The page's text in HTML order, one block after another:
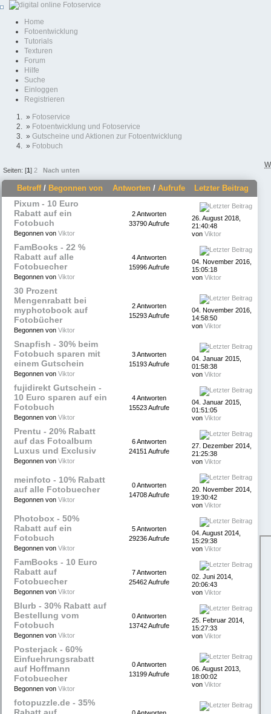
Home
Fotoentwicklung
Tutorials
Texturen
Forum
Hilfe
Suche
Einloggen
Registrieren
» Fotoservice
» Fotoentwicklung und Fotoservice
» Gutscheine und Aktionen zur Fotoentwicklung
» Fotobuch
Seiten: [1] 2 Nach unten
Betreff/ Begonnen von Antworten / Aufrufe
Letzter Beitrag
Pixum - 10 Euro
Rabatt auf ein
Fotobuch
Begonnen von Viktor
2 Antworten
33790 Aufrufe
26. August 2018,
21:40:48
von Viktor
FamBooks - 22 %
Rabatt auf alle
Fotobuecher
Begonnen von Viktor
4 Antworten
15996 Aufrufe
04. November 2016,
15:05:18
von Viktor
30 Prozent
Mengenrabatt bei
myphotobook auf
Fotobücher
Begonnen von Viktor
2 Antworten
15293 Aufrufe
04. November 2016,
14:58:50
von Viktor
Snapfish - 30% beim
Fotobuch sparen mit
einem Gutschein
Begonnen von Viktor
3 Antworten
15193 Aufrufe
04. Januar 2015,
01:58:38
von Viktor
fujidirekt Gutschein -
10 Euro sparen auf ein
Fotobuch
Begonnen von Viktor
4 Antworten
15523 Aufrufe
04. Januar 2015,
01:51:05
von Viktor
Prentu - 20% Rabatt
auf das Fotoalbum
Luxus und Exclusiv
Begonnen von Viktor
6 Antworten
24151 Aufrufe
27. Dezember 2014,
21:25:38
von Viktor
meinfoto - 10% Rabatt
auf alle Fotobuecher
Begonnen von Viktor
0 Antworten
14708 Aufrufe
20. November 2014,
19:30:42
von Viktor
Photobox - 50%
Rabatt auf ein
Fotobuch
Begonnen von Viktor
5 Antworten
29236 Aufrufe
04. August 2014,
15:29:38
von Viktor
FamBooks - 10 Euro
Rabatt auf
Fotobuecher
Begonnen von Viktor
7 Antworten
25462 Aufrufe
02. Juni 2014,
20:06:43
von Viktor
Blurb - 30% Rabatt auf
Bestellung vom
Fotobuch
Begonnen von Viktor
0 Antworten
13742 Aufrufe
25. Februar 2014,
15:27:33
von Viktor
Posterjack - 60%
Einfuehrungsrabatt
auf Hoffmann
Fotobuecher
Begonnen von Viktor
0 Antworten
13199 Aufrufe
06. August 2013,
18:00:02
von Viktor
fotopuzzle.de - 35%